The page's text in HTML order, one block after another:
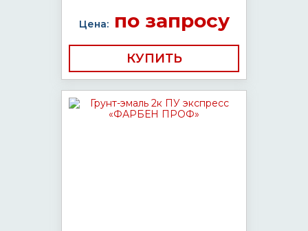
Цена:по запросу
КУПИТЬ